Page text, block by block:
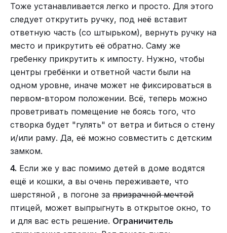
Тоже устанавливается легко и просто. Для этого
следует открутить ручку, под неё вставит
ответную часть (со штырьком), вернуть ручку на
место и прикрутить её обратно. Саму же
гребенку прикрутить к импосту. Нужно, чтобы
центры гребёнки и ответной части были на
одном уровне, иначе может не фиксироваться в
первом-втором положении. Всё, теперь можно
проветривать помещение не боясь того, что
створка будет "гулять" от ветра и биться о стену
и/или раму. Да, её можно совместить с детским
замком.
4. Если же у вас помимо детей в доме водятся
ещё и кошки, а вы очень переживаете, что
шерстяной , в погоне за призрачной мечтой
птицей, может выпрыгнуть в открытое окно, то
и для вас есть решение. Ограничитель